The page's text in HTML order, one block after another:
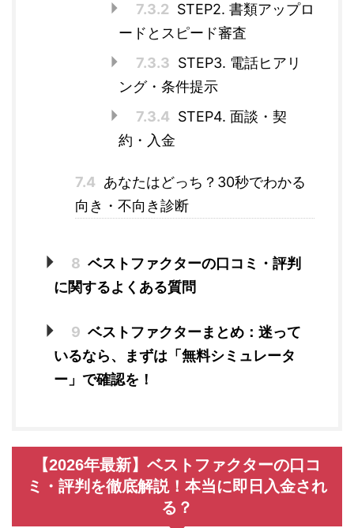
7.3.2 STEP2. 書類アップロ
ードとスピード審査
7.3.3 STEP3. 電話ヒアリ
ング・条件提示
7.3.4 STEP4. 面談・契
約・入金
7.4 あなたはどっち？30秒でわかる
向き・不向き診断
8 ベストファクターの口コミ・評判
に関するよくある質問
9 ベストファクターまとめ：迷って
いるなら、まずは「無料シミュレータ
ー」で確認を！
【2026年最新】ベストファクターの口コ
ミ・評判を徹底解説！本当に即日入金され
る？